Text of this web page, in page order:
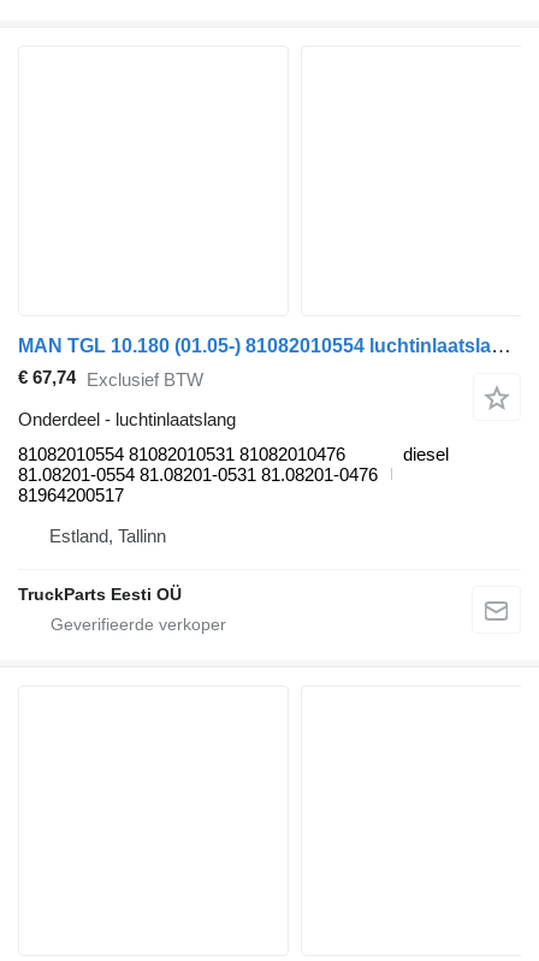
MAN TGL 10.180 (01.05-) 81082010554 luchtinlaatslang voor MAN TGL, TGM, TGS, TGX (2005-2021) trekker
€ 67,74 Exclusief BTW
Onderdeel - luchtinlaatslang
81082010554 81082010531 81082010476
81.08201-0554 81.08201-0531 81.08201-0476
81964200517
diesel
Estland, Tallinn
TruckParts Eesti OÜ